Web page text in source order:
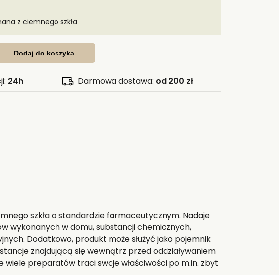
z ciemnego szkła
Dodaj do koszyka
24h Darmowa dostawa: od 200 zł
szkła o standardzie farmaceutycznym. Nadaje
wykonanych w domu, substancji chemicznych,
Dodatkowo, produkt może służyć jako pojemnik
znajdującą się wewnątrz przed oddziaływaniem
preparatów traci swoje właściwości po m.in. zbyt